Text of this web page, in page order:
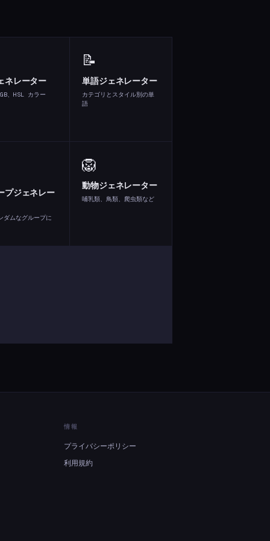
ネレーター
、HSL カラー
📝
単語ジェネレーター
カテゴリとスタイル別の単
語
プジェネレー
ダムなグループに
🦁
動物ジェネレーター
哺乳類、鳥類、爬虫類など
情報
プライバシーポリシー
利用規約